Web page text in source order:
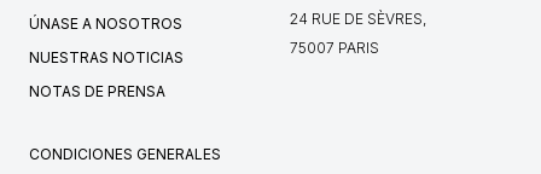
ÚNASE A NOSOTROS
NUESTRAS NOTICIAS
NOTAS DE PRENSA
24 RUE DE SÈVRES,
75007 PARIS
CONDICIONES GENERALES